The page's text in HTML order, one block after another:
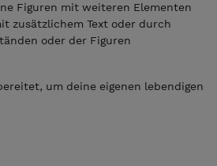
Figuren mit weiteren Elementen
zusätzlichem Text oder durch
oder der Figuren
um deine eigenen lebendigen